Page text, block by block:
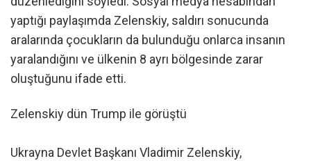
yaptığı paylaşımda Zelenskiy, saldırı sonucunda
aralarında çocukların da bulunduğu onlarca insanın
yaralandığını ve ülkenin 8 ayrı bölgesinde zarar
oluştuğunu ifade etti.
Zelenskiy dün Trump ile görüştü
Ukrayna Devlet Başkanı Vladimir Zelenskiy,